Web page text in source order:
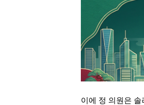
이에 정 의원은